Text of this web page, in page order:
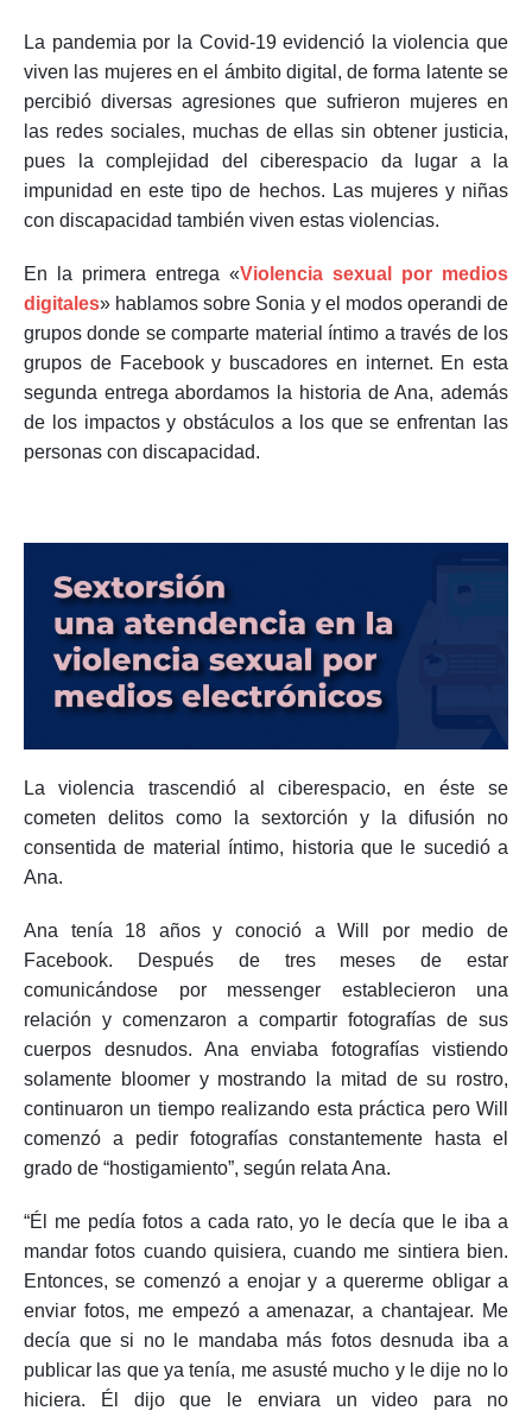
La pandemia por la Covid-19 evidenció la violencia que
viven las mujeres en el ámbito digital, de forma latente se
percibió diversas agresiones que sufrieron mujeres en
las redes sociales, muchas de ellas sin obtener justicia,
pues la complejidad del ciberespacio da lugar a la
impunidad en este tipo de hechos. Las mujeres y niñas
con discapacidad también viven estas violencias.
En la primera entrega «Violencia sexual por medios
digitales» hablamos sobre Sonia y el modos operandi de
grupos donde se comparte material íntimo a través de los
grupos de Facebook y buscadores en internet. En esta
segunda entrega abordamos la historia de Ana, además
de los impactos y obstáculos a los que se enfrentan las
personas con discapacidad.
La violencia trascendió al ciberespacio, en éste se
cometen delitos como la sextorción y la difusión no
consentida de material íntimo, historia que le sucedió a
Ana.
Ana tenía 18 años y conoció a Will por medio de
Facebook. Después de tres meses de estar
comunicándose por messenger establecieron una
relación y comenzaron a compartir fotografías de sus
cuerpos desnudos. Ana enviaba fotografías vistiendo
solamente bloomer y mostrando la mitad de su rostro,
continuaron un tiempo realizando esta práctica pero Will
comenzó a pedir fotografías constantemente hasta el
grado de “hostigamiento”, según relata Ana.
“Él me pedía fotos a cada rato, yo le decía que le iba a
mandar fotos cuando quisiera, cuando me sintiera bien.
Entonces, se comenzó a enojar y a quererme obligar a
enviar fotos, me empezó a amenazar, a chantajear. Me
decía que si no le mandaba más fotos desnuda iba a
publicar las que ya tenía, me asusté mucho y le dije no lo
hiciera. Él dijo que le enviara un video para no